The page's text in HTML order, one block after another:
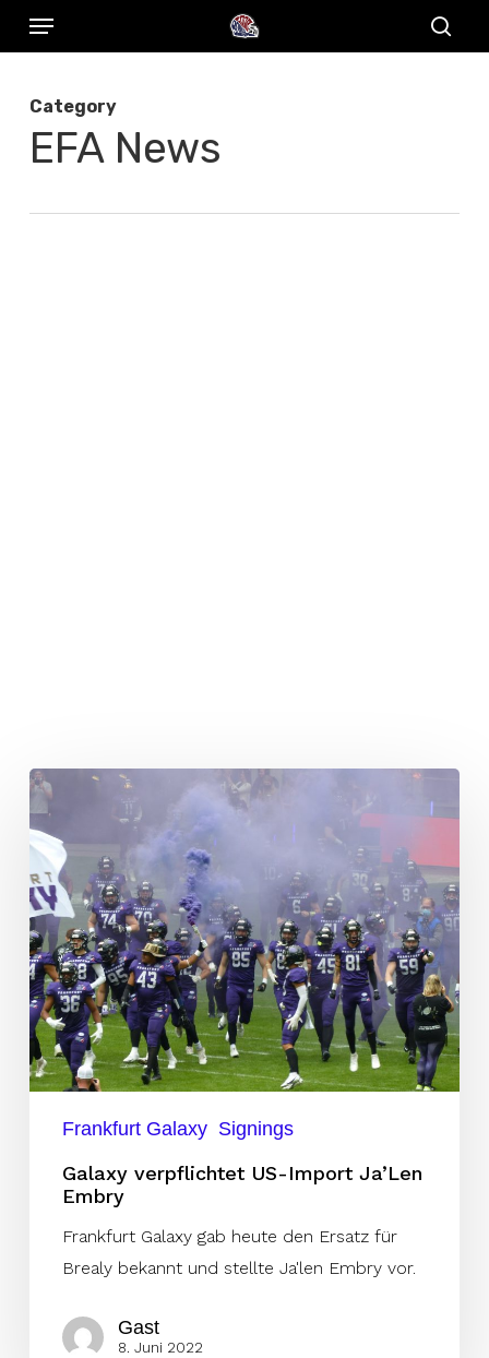
Skip
content
Menu
Category
EFA News
Galaxy
verpflichtet
US-
Import
Ja’Len
Embry
Frankfurt Galaxy Signings
Galaxy verpflichtet US-Import Ja’Len
Embry
Frankfurt Galaxy gab heute den Ersatz für
Brealy bekannt und stellte Ja'len Embry vor.
Gast
8. Juni 2022